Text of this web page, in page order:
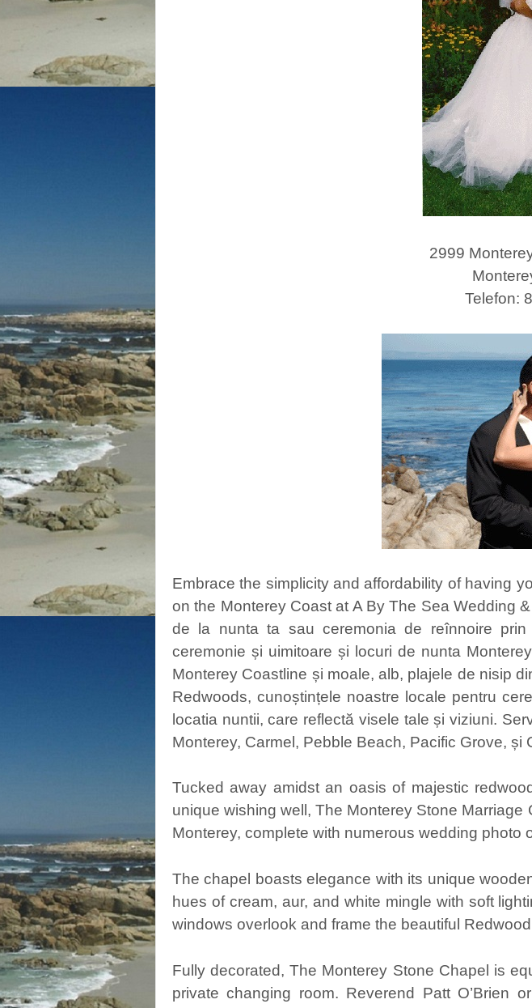
2999
Telefon:
Embrace the simplicity and affordability of having
on the Monterey Coast at A By The Sea Wedding
de la nunta ta sau ceremonia de reînnoire prin
ceremonie și uimitoare și locuri de nunta
Monterey Coastline și moale, alb, plajele de nisip
Redwoods, cunoștințele noastre locale pentru
locatia nuntii, care reflectă visele tale și viziuni.
Monterey, Carmel, Pebble Beach, Pacific Grove, și
Tucked away amidst an oasis of majestic
unique wishing well, The Monterey Stone
Monterey, complete with numerous wedding photo
The chapel boasts elegance with its unique
hues of cream, aur, and white mingle with soft
windows overlook and frame the beautiful
Fully decorated, The Monterey Stone Chapel is
private changing room. Reverend Patt O’Brien